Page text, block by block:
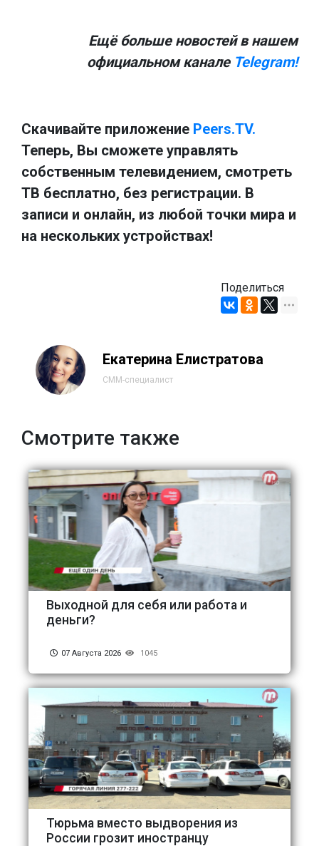
Ещё больше новостей в нашем
официальном канале Telegram!
Скачивайте приложение Peers.TV.
Теперь, Вы сможете управлять
собственным телевидением, смотреть
ТВ бесплатно, без регистрации. В
записи и онлайн, из любой точки мира и
на нескольких устройствах!
Поделиться
Екатерина Елистратова
СММ-специалист
Смотрите также
Выходной для себя или работа и
деньги?
07 Августа 2026 1045
Тюрьма вместо выдворения из
России грозит иностранцу